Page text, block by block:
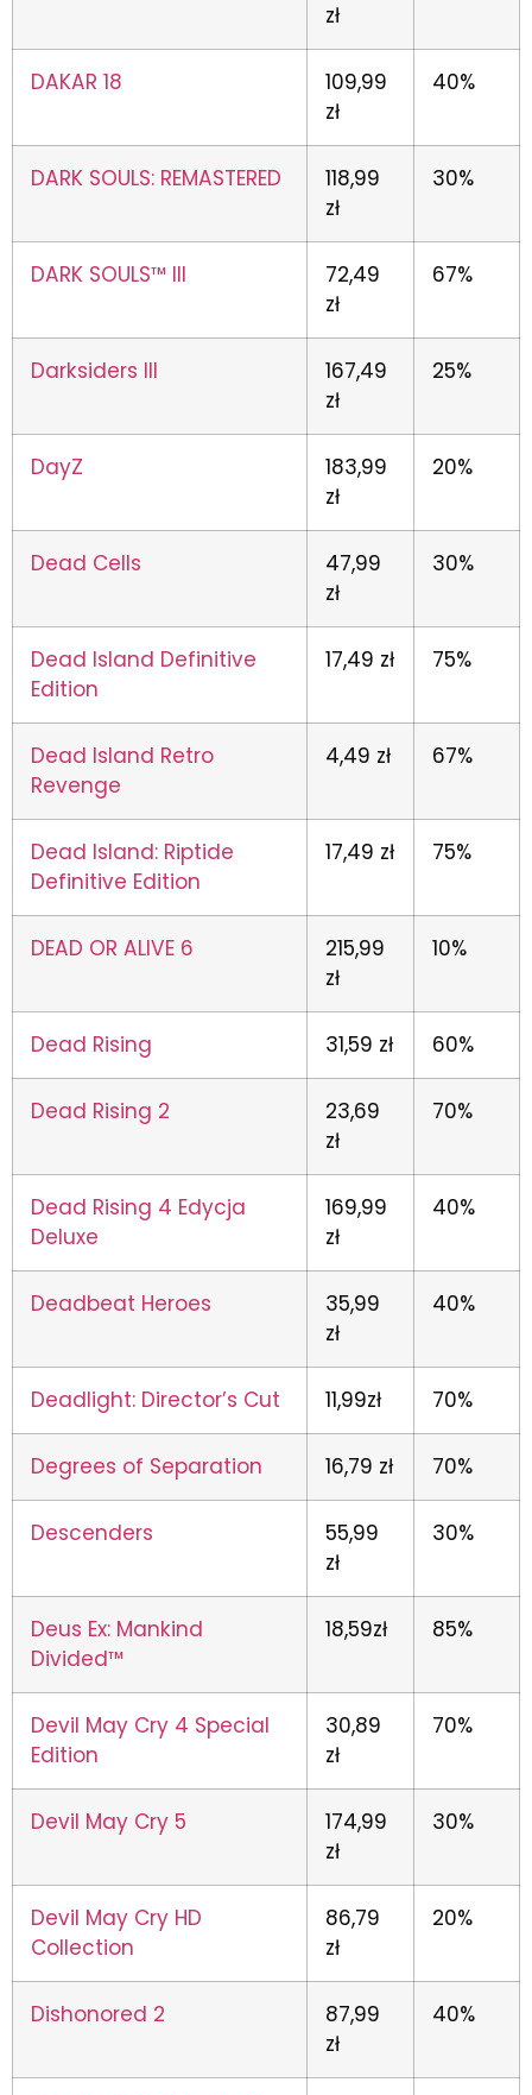
zł
DAKAR 18
109,99
zł
40%
DARK SOULS: REMASTERED
118,99
zł
30%
DARK SOULS™ III
72,49
zł
67%
Darksiders III
167,49
zł
25%
DayZ
183,99
zł
20%
Dead Cells
47,99
zł
30%
Dead Island Definitive
Edition
17,49 zł 75%
Dead Island Retro
Revenge
4,49 zł 67%
Dead Island: Riptide
Definitive Edition
17,49 zł 75%
DEAD OR ALIVE 6
215,99
zł
10%
Dead Rising 31,59 zł 60%
Dead Rising 2
23,69
zł
70%
Dead Rising 4 Edycja
Deluxe
169,99
zł
40%
Deadbeat Heroes
35,99
zł
40%
Deadlight: Director’s Cut 11,99zł 70%
Degrees of Separation 16,79 zł 70%
Descenders
55,99
zł
30%
Deus Ex: Mankind
Divided™
18,59zł 85%
Devil May Cry 4 Special
Edition
30,89
zł
70%
Devil May Cry 5
174,99
zł
30%
Devil May Cry HD
Collection
86,79
zł
20%
Dishonored 2
87,99
zł
40%